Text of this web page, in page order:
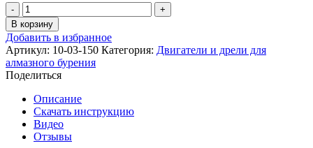
Количество
товара
Дрель
алмазного
сверления
с
бесщеточным
двигателем
Messer
DBM-
150
В корзину
Добавить в избранное
Артикул: 10-03-150 Категория: Двигатели и дрели для
алмазного бурения
Поделиться
Описание
Скачать инструкцию
Видео
Отзывы